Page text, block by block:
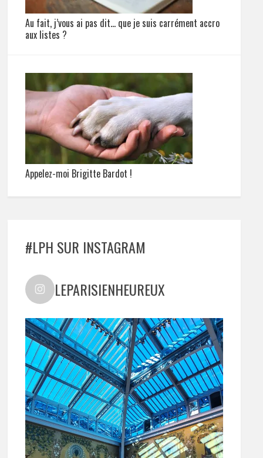
Au fait, j’vous ai pas dit… que je suis carrément accro
aux listes ?
Appelez-moi Brigitte Bardot !
#LPH SUR INSTAGRAM
LEPARISIENHEUREUX